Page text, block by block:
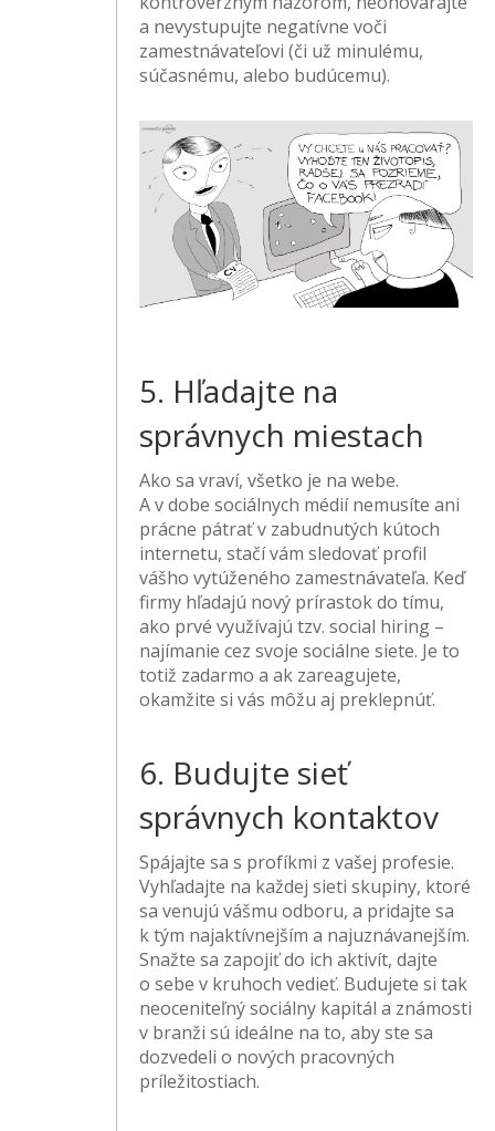
a nevystupujte negatívne voči
zamestnávateľovi (či už minulému,
súčasnému, alebo budúcemu).
5. Hľadajte na
správnych miestach
Ako sa vraví, všetko je na webe.
A v dobe sociálnych médií nemusíte ani
prácne pátrať v zabudnutých kútoch
internetu, stačí vám sledovať profil
vášho vytúženého zamestnávateľa. Keď
firmy hľadajú nový prírastok do tímu,
ako prvé využívajú tzv. social hiring –
najímanie cez svoje sociálne siete. Je to
totiž zadarmo a ak zareagujete,
okamžite si vás môžu aj preklepnúť.
6. Budujte sieť
správnych kontaktov
Spájajte sa s profíkmi z vašej profesie.
Vyhľadajte na každej sieti skupiny, ktoré
sa venujú vášmu odboru, a pridajte sa
k tým najaktívnejším a najuznávanejším.
Snažte sa zapojiť do ich aktivít, dajte
o sebe v kruhoch vedieť. Budujete si tak
neoceniteľný sociálny kapitál a známosti
v branži sú ideálne na to, aby ste sa
dozvedeli o nových pracovných
príležitostiach.